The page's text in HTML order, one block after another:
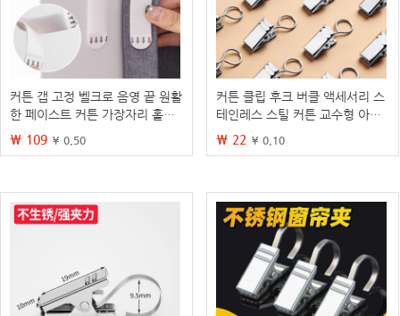
커튼 갭 고정 벨크로 음영 끝 원활
한 페이스트 커튼 가장자리 홀더
안티 라이트 누설 유물
₩ 109 ¥ 0.50
커튼 클립 후크 버클 액세서리 스
테인레스 스틸 커튼 교수형 아티
팩트 커튼 특수 트랙 후크 소형 클
립
₩ 22 ¥ 0.10